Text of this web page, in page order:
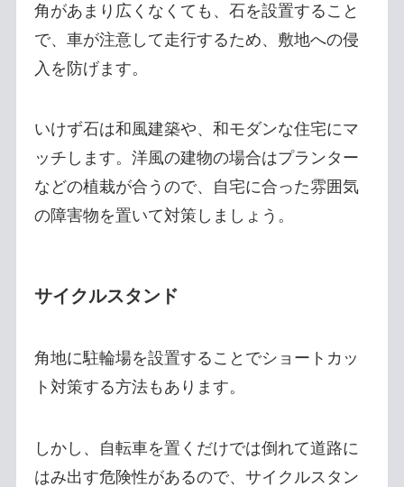
角があまり広くなくても、石を設置すること
で、車が注意して走行するため、敷地への侵
入を防げます。
いけず石は和風建築や、和モダンな住宅にマ
ッチします。洋風の建物の場合はプランター
などの植栽が合うので、自宅に合った雰囲気
の障害物を置いて対策しましょう。
サイクルスタンド
角地に駐輪場を設置することでショートカッ
ト対策する方法もあります。
しかし、自転車を置くだけでは倒れて道路に
はみ出す危険性があるので、サイクルスタン